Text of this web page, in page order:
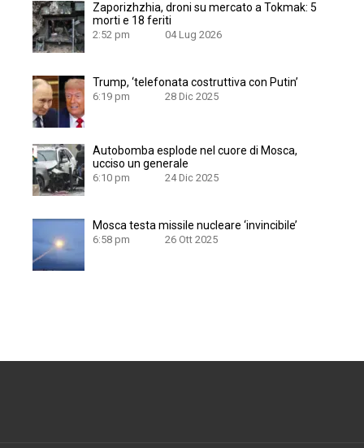
Zaporizhzhia, droni su mercato a Tokmak: 5
morti e 18 feriti
2:52 pm 04 Lug 2026
Trump, ‘telefonata costruttiva con Putin’
6:19 pm 28 Dic 2025
Autobomba esplode nel cuore di Mosca,
ucciso un generale
6:10 pm 24 Dic 2025
Mosca testa missile nucleare ‘invincibile’
6:58 pm 26 Ott 2025